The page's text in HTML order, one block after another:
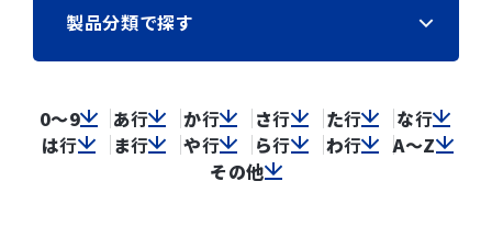
製品分類で探す
0～9 あ行 か行 さ行 た行 な行
は行 ま行 や行 ら行 わ行
A～Z
その他